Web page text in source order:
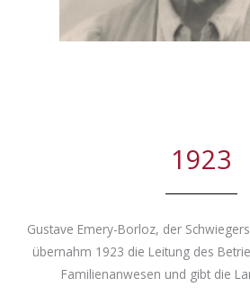
1923
Gustave Emery-Borloz, der
übernahm 1923 die Leitung des
Familienanwesen und gibt die